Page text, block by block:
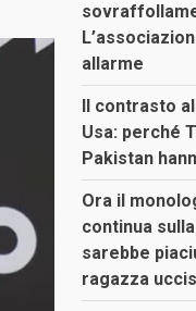
allarme
Il contrasto
Usa: perché
Pakistan
Ora il
continua
sarebbe
ragazza